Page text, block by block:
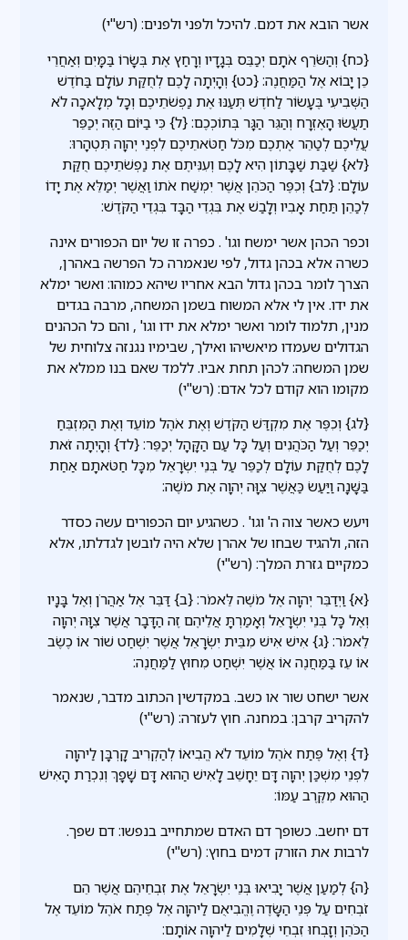
אשר הובא את דמם. להיכל ולפני ולפנים: (רש"י)
{כח} וְהַשֹּׂרֵף אֹתָם יְכַבֵּס בְּגָדָיו וְרָחַץ אֶת בְּשָׂרוֹ בַּמָּיִם וְאַחֲרֵי
כֵן יָבוֹא אֶל הַמַּחֲנֶה: {כט} וְהָיְתָה לָכֶם לְחֻקַּת עוֹלָם בַּחֹדֶשׁ
הַשְּׁבִיעִי בֶּעָשׂוֹר לַחֹדֶשׁ תְּעַנּוּ אֶת נַפְשֹׁתֵיכֶם וְכָל מְלָאכָה לֹא
תַעֲשׂוּ הָאֶזְרָח וְהַגֵּר הַגָּר בְּתוֹכְכֶם: {ל} כִּי בַיּוֹם הַזֶּה יְכַפֵּר
עֲלֵיכֶם לְטַהֵר אֶתְכֶם מִכֹּל חַטֹּאתֵיכֶם לִפְנֵי יְהוָה תִּטְהָרוּ:
{לא} שַׁבַּת שַׁבָּתוֹן הִיא לָכֶם וְעִנִּיתֶם אֶת נַפְשֹׁתֵיכֶם חֻקַּת
עוֹלָם: {לב} וְכִפֶּר הַכֹּהֵן אֲשֶׁר יִמְשַׁח אֹתוֹ וַאֲשֶׁר יְמַלֵּא אֶת יָדוֹ
לְכַהֵן תַּחַת אָבִיו וְלָבַשׁ אֶת בִּגְדֵי הַבָּד בִּגְדֵי הַקֹּדֶשׁ:
וכפר הכהן אשר ימשח וגו' . כפרה זו של יום הכפורים אינה
כשרה אלא בכהן גדול, לפי שנאמרה כל הפרשה באהרן,
הצרך לומר בכהן גדול הבא אחריו שיהא כמוהו: ואשר ימלא
את ידו. אין לי אלא המשוח בשמן המשחה, מרבה בגדים
מנין, תלמוד לומר ואשר ימלא את ידו וגו' , והם כל הכהנים
הגדולים שעמדו מיאשיהו ואילך, שבימיו נגנזה צלוחית של
שמן המשחה: לכהן תחת אביו. ללמד שאם בנו ממלא את
מקומו הוא קודם לכל אדם: (רש"י)
{לג} וְכִפֶּר אֶת מִקְדַּשׁ הַקֹּדֶשׁ וְאֶת אֹהֶל מוֹעֵד וְאֶת הַמִּזְבֵּחַ
יְכַפֵּר וְעַל הַכֹּהֲנִים וְעַל כָּל עַם הַקָּהָל יְכַפֵּר: {לד} וְהָיְתָה זֹּאת
לָכֶם לְחֻקַּת עוֹלָם לְכַפֵּר עַל בְּנֵי יִשְׂרָאֵל מִכָּל חַטֹּאתָם אַחַת
בַּשָּׁנָה וַיַּעַשׂ כַּאֲשֶׁר צִוָּה יְהוָה אֶת מֹשֶׁה:
ויעש כאשר צוה ה' וגו' . כשהגיע יום הכפורים עשה כסדר
הזה, ולהגיד שבחו של אהרן שלא היה לובשן לגדלתו, אלא
כמקיים גזרת המלך: (רש"י)
{א} וַיְדַבֵּר יְהוָה אֶל מֹשֶׁה לֵּאמֹר: {ב} דַּבֵּר אֶל אַהֲרֹן וְאֶל בָּנָיו
וְאֶל כָּל בְּנֵי יִשְׂרָאֵל וְאָמַרְתָּ אֲלֵיהֶם זֶה הַדָּבָר אֲשֶׁר צִוָּה יְהוָה
לֵאמֹר: {ג} אִישׁ אִישׁ מִבֵּית יִשְׂרָאֵל אֲשֶׁר יִשְׁחַט שׁוֹר אוֹ כֶשֶׂב
אוֹ עֵז בַּמַּחֲנֶה אוֹ אֲשֶׁר יִשְׁחַט מִחוּץ לַמַּחֲנֶה:
אשר ישחט שור או כשב. במקדשין הכתוב מדבר, שנאמר
להקריב קרבן: במחנה. חוץ לעזרה: (רש"י)
{ד} וְאֶל פֶּתַח אֹהֶל מוֹעֵד לֹא הֱבִיאוֹ לְהַקְרִיב קָרְבָּן לַיהוָה
לִפְנֵי מִשְׁכַּן יְהוָה דָּם יֵחָשֵׁב לָאִישׁ הַהוּא דָּם שָׁפָךְ וְנִכְרַת הָאִישׁ
הַהוּא מִקֶּרֶב עַמּוֹ:
דם יחשב. כשופך דם האדם שמתחייב בנפשו: דם שפך.
לרבות את הזורק דמים בחוץ: (רש"י)
{ה} לְמַעַן אֲשֶׁר יָבִיאוּ בְּנֵי יִשְׂרָאֵל אֶת זִבְחֵיהֶם אֲשֶׁר הֵם
זֹבְחִים עַל פְּנֵי הַשָּׂדֶה וֶהֱבִיאֻם לַיהוָה אֶל פֶּתַח אֹהֶל מוֹעֵד אֶל
הַכֹּהֵן וְזָבְחוּ זִבְחֵי שְׁלָמִים לַיהוָה אוֹתָם: